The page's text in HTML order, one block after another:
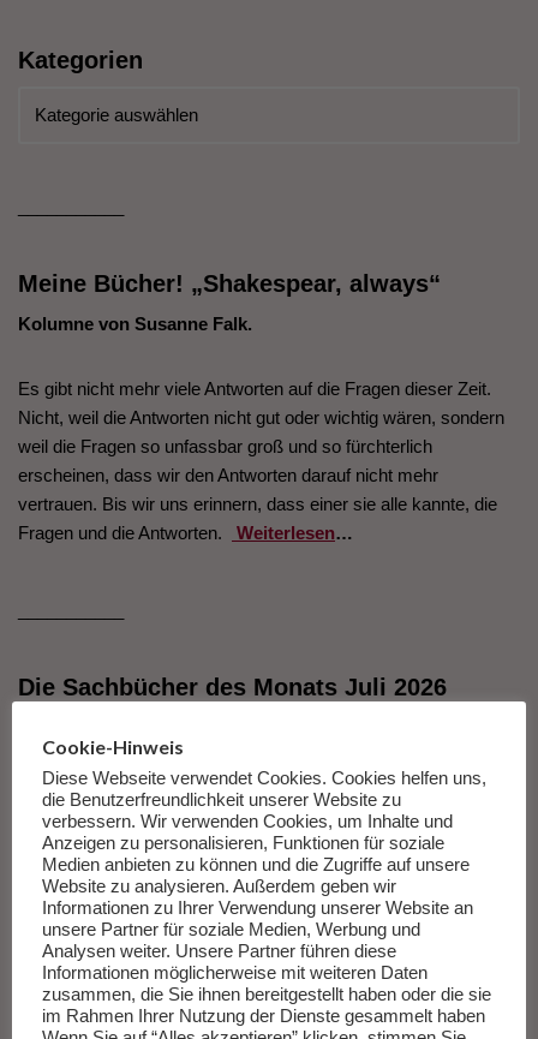
Kategorien
Meine Bücher! „Shakespear, always“
Kolumne von Susanne Falk.
Es gibt nicht mehr viele Antworten auf die Fragen dieser Zeit.
Nicht, weil die Antworten nicht gut oder wichtig wären, sondern
weil die Fragen so unfassbar groß und so fürchterlich
erscheinen, dass wir den Antworten darauf nicht mehr
vertrauen. Bis wir uns erinnern, dass einer sie alle kannte, die
Fragen und die Antworten.
Weiterlesen…
Die Sachbücher des Monats Juli 2026
Zur Liste
Cookie-Hinweis
Diese Webseite verwendet Cookies. Cookies helfen uns,
die Benutzerfreundlichkeit unserer Website zu
verbessern. Wir verwenden Cookies, um Inhalte und
Anzeigen zu personalisieren, Funktionen für soziale
Medien anbieten zu können und die Zugriffe auf unsere
Website zu analysieren. Außerdem geben wir
Informationen zu Ihrer Verwendung unserer Website an
unsere Partner für soziale Medien, Werbung und
Analysen weiter. Unsere Partner führen diese
Informationen möglicherweise mit weiteren Daten
zusammen, die Sie ihnen bereitgestellt haben oder die sie
im Rahmen Ihrer Nutzung der Dienste gesammelt haben